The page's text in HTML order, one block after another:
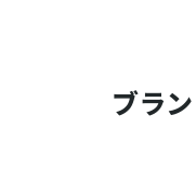
ブラ